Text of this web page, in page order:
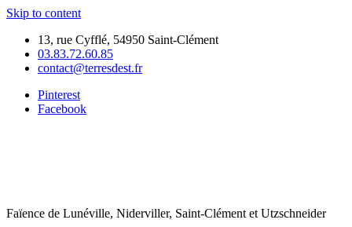
Skip to content
13, rue Cyfflé, 54950 Saint-Clément
03.83.72.60.85
contact@terresdest.fr
Pinterest
Facebook
Faïence de Lunéville, Niderviller, Saint-Clément et Utzschneider